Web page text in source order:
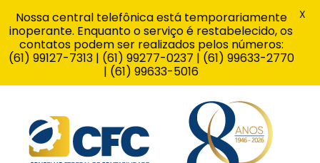
Nossa central telefônica está temporariamente
inoperante. Enquanto o serviço é restabelecido, os
contatos podem ser realizados pelos números:
(61) 99127-7313 | (61) 99277-0237 | (61) 99633-2770
| (61) 99633-5016
X